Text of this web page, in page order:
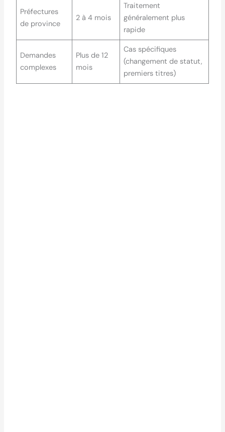
Préfectures
de province
2 à 4 mois
Traitement
généralement plus
rapide
Demandes
complexes
Plus de 12
mois
Cas spécifiques
(changement de statut,
premiers titres)